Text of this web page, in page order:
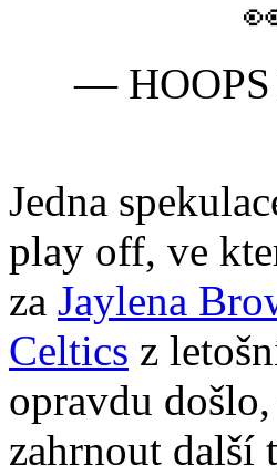
— HOOPS
Jedna
play off, ve
za Jaylena
Celtics z
opravdu
zahrnout další